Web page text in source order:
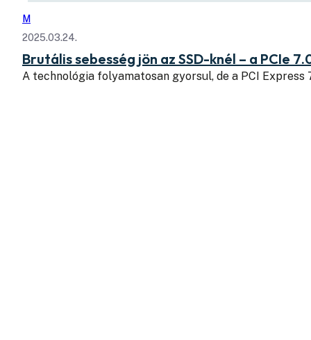
M
2025.03.24.
Brutális sebesség jön az SSD-knél – a PCIe
A technológia folyamatosan gyorsul, de a PCI Express